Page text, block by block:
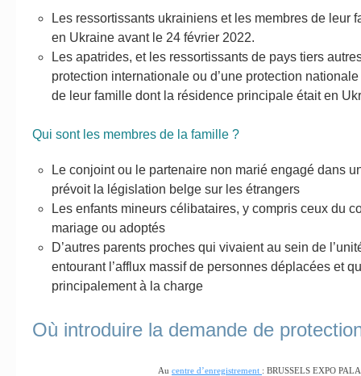
Les ressortissants ukrainiens et les membres de leur
en Ukraine avant le 24 février 2022.
Les apatrides, et les ressortissants de pays tiers
protection internationale ou d’une protection
de leur famille dont la résidence principale était en
Qui sont les membres de la famille ?
Le conjoint ou le partenaire non marié engagé dans
prévoit la législation belge sur les étrangers
Les enfants mineurs célibataires, y compris ceux du
mariage ou adoptés
D’autres parents proches qui vivaient au sein de
entourant l’afflux massif de personnes déplacées et
principalement à la charge
Où introduire la demande de
Au centre d’enregistrement : BRUSSELS EXPO